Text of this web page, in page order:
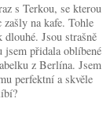
s Terkou, se kterou
na kafe. Tohle
Jsou strašně
jsem přidala oblíbené
z Berlína. Jsem
perfektní a skvěle